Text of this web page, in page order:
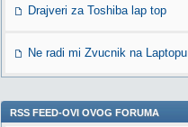
Drajveri za Toshiba lap top
Ne radi mi Zvucnik na Laptopu
RSS FEED-OVI OVOG FORUMA